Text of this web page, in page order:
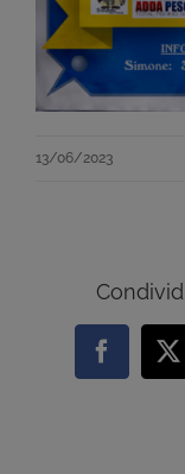
13/06/2023
Facebook
X